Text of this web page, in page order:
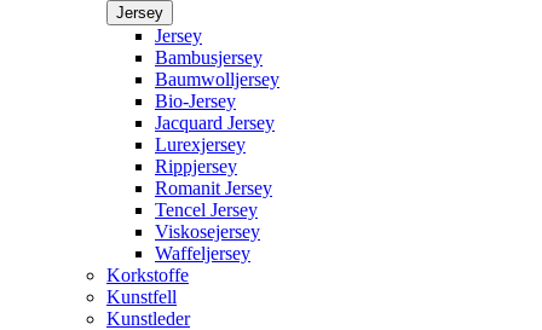
Jersey
Jersey
Bambusjersey
Baumwolljersey
Bio-Jersey
Jacquard Jersey
Lurexjersey
Rippjersey
Romanit Jersey
Tencel Jersey
Viskosejersey
Waffeljersey
Korkstoffe
Kunstfell
Kunstleder